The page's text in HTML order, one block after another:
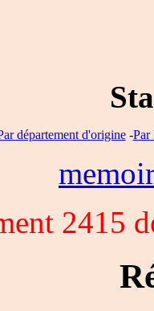
département d'origine-Par
2415